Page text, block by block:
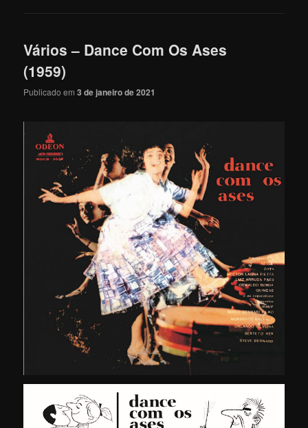
Vários – Dance Com Os Ases
(1959)
Publicado em3 de janeiro de 2021